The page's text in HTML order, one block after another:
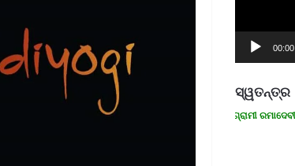
00:00
ସ୍ୱତନ୍ତ୍ର
ମନେ ପଡନ୍ତି: ସ୍ୱାଧୀନତା ସଂଗ୍ରାମୀ ରମାଦେବୀ